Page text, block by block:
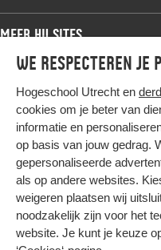
We respecteren je
Hogeschool Utrecht en
cookies om je beter van
informatie en
op basis van jouw gedrag.
gepersonaliseerde
als op andere websites.
weigeren plaatsen wij
noodzakelijk zijn voor het
website. Je kunt je keuze
Werken bij de HU
Contact
Master
Studiekeuze voltijd
Associate degree
Bachelor
Master
Post-master
Studiekeuze deeltijd
Meer HU sites
HU International
HU Bibliotheek
HU Ontwikkelt
Duurzame HU
Intranet
Trajectum
Hier
Colofon
Privacy
Cookies